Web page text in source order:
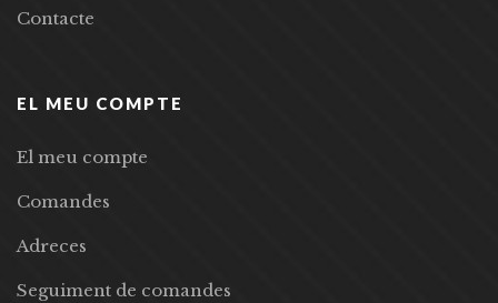
Contacte
EL MEU COMPTE
El meu compte
Comandes
Adreces
Seguiment de comandes